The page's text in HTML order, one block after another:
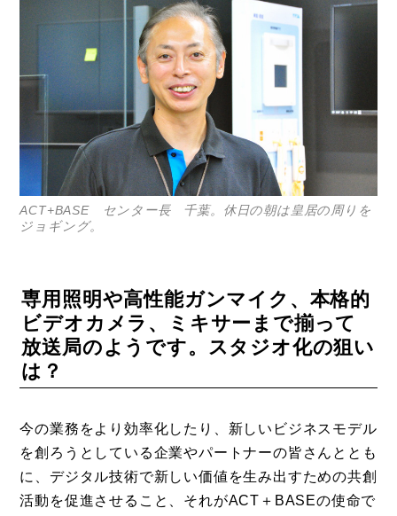
特集
事例
トピックス
運営会社
登録
お問い合わせ
ACT+BASE センター長 千葉。休日の朝は皇居の周りを
ジョギング。
専用照明や高性能ガンマイク、本格的
ビデオカメラ、ミキサーまで揃って
放送局のようです。スタジオ化の狙い
は？
今の業務をより効率化したり、新しいビジネスモデル
を創ろうとしている企業やパートナーの皆さんととも
に、デジタル技術で新しい価値を生み出すための共創
活動を促進させること、それがACT＋BASEの使命で